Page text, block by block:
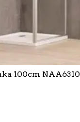
100cm NAA6310